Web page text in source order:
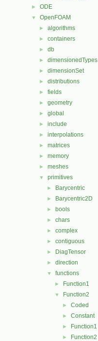
► ODE
▼ OpenFOAM
► algorithms
► containers
► db
► dimensionedTypes
► dimensionSet
► distributions
► fields
► geometry
► global
► include
► interpolations
► matrices
► memory
► meshes
▼ primitives
► Barycentric
► Barycentric2D
► bools
► chars
► complex
► contiguous
► DiagTensor
► direction
▼ functions
► Function1
▼ Function2
► Coded
► Constant
► Function1
► Function2